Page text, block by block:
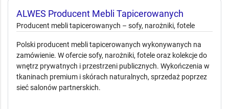
ALWES Producent Mebli
Tapicerowanych
Producent mebli tapicerowanych – sofy, narożniki, fotele
Polski producent mebli tapicerowanych wykonywanych na
zamówienie. W ofercie sofy, narożniki, fotele oraz kolekcje do
wnętrz prywatnych i przestrzeni publicznych. Wykończenia w
tkaninach premium i skórach naturalnych, sprzedaż poprzez